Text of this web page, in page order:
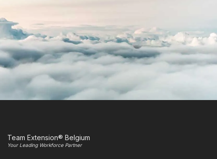
Team Extension® Belgium
Your Leading Workforce Partner